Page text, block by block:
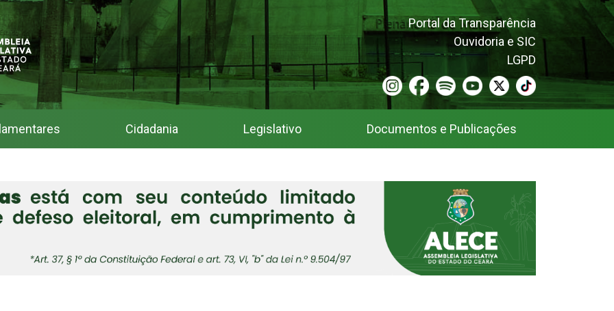
Portal da Transparência
Ouvidoria e SIC
LGPD
Cidadania Legislativo Documentos e Publicações